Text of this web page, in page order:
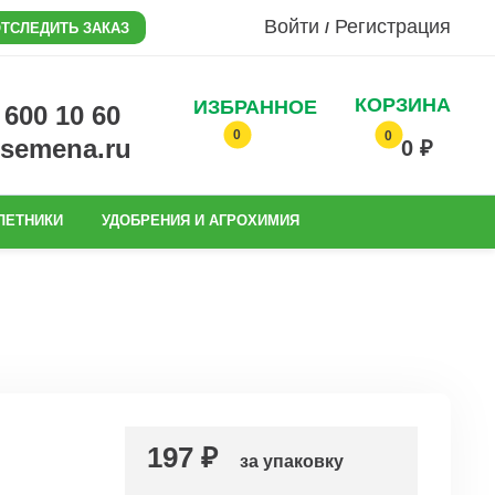
ЗАКАЗ Войти / Регистрация
10 60
ИЗБРАННОЕ
0
КОРЗИНА
0
0 ₽
УДОБРЕНИЯ И АГРОХИМИЯ
197 ₽ за упаковку